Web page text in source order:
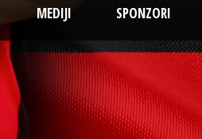
MEDIJI SPONZORI